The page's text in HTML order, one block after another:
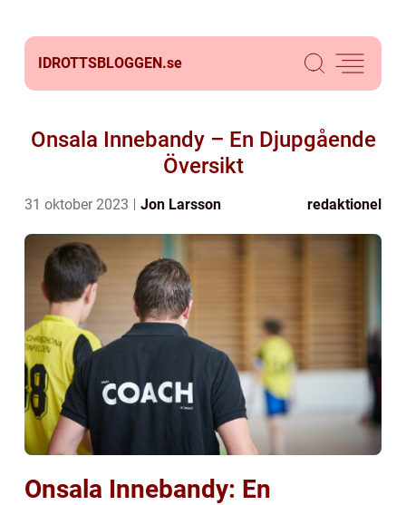
IDROTTSBLOGGEN.se
Onsala Innebandy – En Djupgående
Översikt
31 oktober 2023 Jon Larsson redaktionel
Onsala Innebandy: En